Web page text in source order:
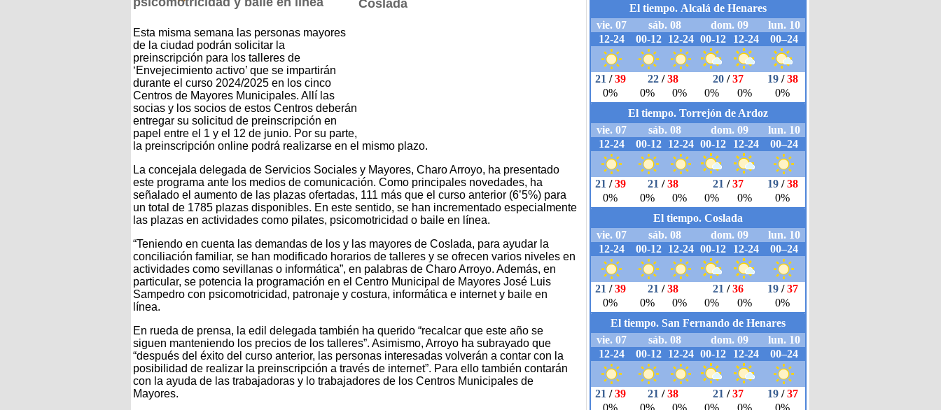
Esta misma semana las personas mayores
de la ciudad podrán solicitar la
preinscripción para los talleres de
‘Envejecimiento activo’ que se impartirán
durante el curso 2024/2025 en los cinco
Centros de Mayores Municipales. Allí las
socias y los socios de estos Centros deberán
entregar su solicitud de preinscripción en
papel entre el 1 y el 12 de junio. Por su parte,
la preinscripción online podrá realizarse en el mismo plazo.
La concejala delegada de Servicios Sociales y Mayores, Charo Arroyo, ha presentado
este programa ante los medios de comunicación. Como principales novedades, ha
señalado el aumento de las plazas ofertadas, 111 más que el curso anterior (6’5%) para
un total de 1785 plazas disponibles. En este sentido, se han incrementado especialmente
las plazas en actividades como pilates, psicomotricidad o baile en línea.
“Teniendo en cuenta las demandas de los y las mayores de Coslada, para ayudar la
conciliación familiar, se han modificado horarios de talleres y se ofrecen varios niveles en
actividades como sevillanas o informática”, en palabras de Charo Arroyo. Además, en
particular, se potencia la programación en el Centro Municipal de Mayores José Luis
Sampedro con psicomotricidad, patronaje y costura, informática e internet y baile en
línea.
En rueda de prensa, la edil delegada también ha querido “recalcar que este año se
siguen manteniendo los precios de los talleres”. Asimismo, Arroyo ha subrayado que
“después del éxito del curso anterior, las personas interesadas volverán a contar con la
posibilidad de realizar la preinscripción a través de internet”. Para ello también contarán
con la ayuda de las trabajadoras y lo trabajadores de los Centros Municipales de
Mayores.